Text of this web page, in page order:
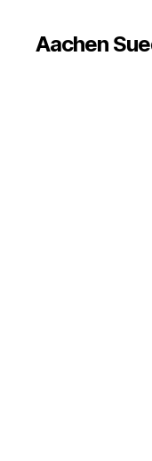
Aachen